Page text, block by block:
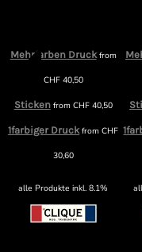
Mehrfarben Druckfrom
CHF40,50
Stickenfrom CHF40,50
1farbiger DruckfromCHF
30,60
alle Produkte inkl. 8.1%